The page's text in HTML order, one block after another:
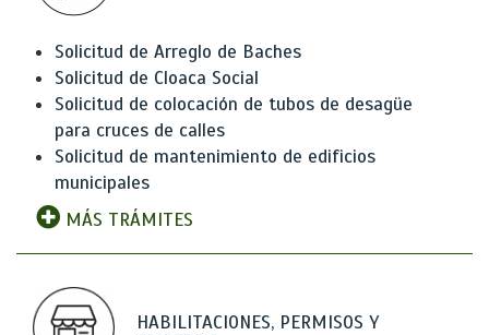
Solicitud de Arreglo de Baches
Solicitud de Cloaca Social
Solicitud de colocación de tubos de desagüe
para cruces de calles
Solicitud de mantenimiento de edificios
municipales
MÁS TRÁMITES
HABILITACIONES, PERMISOS Y